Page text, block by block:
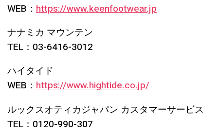
WEB： https://www.keenfootwear.jp
ナナミカ マウンテン
TEL：03-6416-3012
ハイタイド
WEB： https://www.hightide.co.jp/
ルックスオティカジャパン カスタマーサービス
TEL：0120-990-307